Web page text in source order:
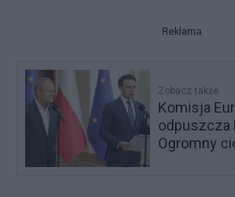
Reklama
Zobacz także
Komisja
odpuszcza
Ogromny